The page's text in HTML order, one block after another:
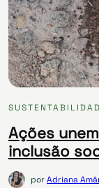
Ações
inclusão
porAdriana